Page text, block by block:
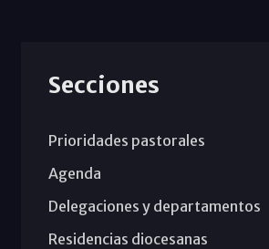
Secciones
Prioridades pastorales
Agenda
Delegaciones y departamentos
Residencias diocesanas